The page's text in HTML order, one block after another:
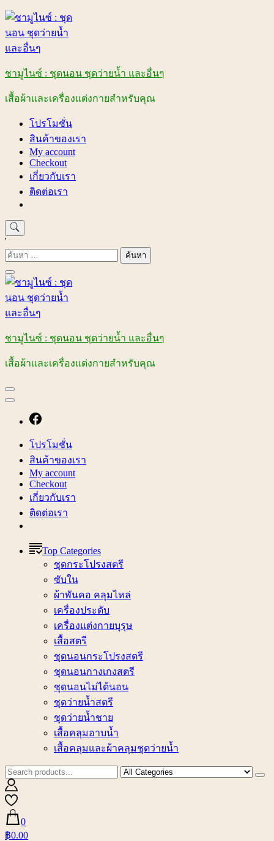
Skip
content
ชามูไนซ์ : ชุดนอน ชุดว่ายน้ำ และอื่นๆ
เสื้อผ้าและเครื่องแต่งกายสำหรับคุณ
โปรโมชั่น
สินค้าของเรา
My account
Checkout
เกี่ยวกับเรา
ติดต่อเรา
'
ค้นหา
สำหรับ:
ชามูไนซ์ : ชุดนอน ชุดว่ายน้ำ และอื่นๆ
เสื้อผ้าและเครื่องแต่งกายสำหรับคุณ
โปรโมชั่น
สินค้าของเรา
My account
Checkout
เกี่ยวกับเรา
ติดต่อเรา
Top Categories
ชุดกระโปรงสตรี
ซับใน
ผ้าพันคอ คลุมไหล่
เครื่องประดับ
เครื่องแต่งกายบุรุษ
เสื้อสตรี
ชุดนอนกระโปรงสตรี
ชุดนอนกางเกงสตรี
ชุดนอนไม่ได้นอน
ชุดว่ายน้ำสตรี
ชุดว่ายน้ำชาย
เสื้อคลุมอาบน้ำ
เสื้อคลุมและผ้าคลุมชุดว่ายน้ำ
0
฿0.00